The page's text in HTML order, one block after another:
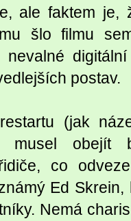
ale faktem je,
šlo filmu
nevalné
postav.
(jak
obejít
co
Ed
Nemá